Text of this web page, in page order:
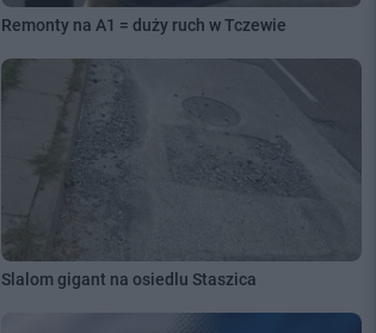
Remonty na A1 = duży ruch w Tczewie
Slalom gigant na osiedlu Staszica